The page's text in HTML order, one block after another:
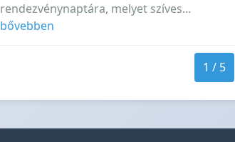
rendezvénynaptára, melyet szíves...
bővebben
1 / 5